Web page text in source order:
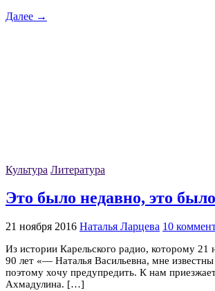
Далее →
Культура Литература
Это было недавно, это
21 ноября 2016 Наталья Ларцева 10
Из истории Карельского радио, которому 21
90 лет «— Наталья Васильевна, мне
поэтому хочу предупредить. К нам
Ахмадулина. […]